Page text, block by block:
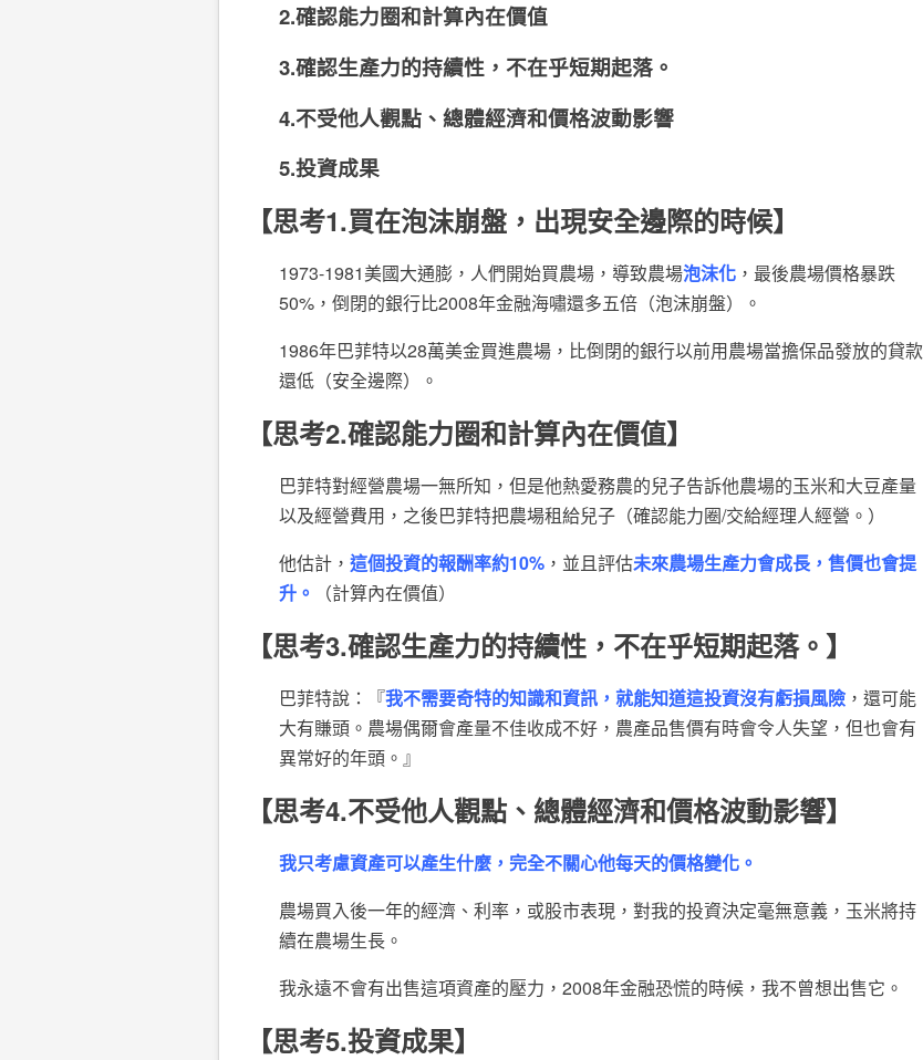
2.確認能力圈和計算內在價值
3.確認生產力的持續性，不在乎短期起落。
4.不受他人觀點、總體經濟和價格波動影響
5.投資成果
【思考1.買在泡沫崩盤，出現安全邊際的時候】
1973-1981美國大通膨，人們開始買農場，導致農場泡沫化 ，最後農場價格暴跌
50%，倒閉的銀行比2008年金融海嘯還多五倍（泡沫崩盤）。
1986年巴菲特以28萬美金買進農場，比倒閉的銀行以前用農場當擔保品發放的貸款
還低（安全邊際）。
【思考2.確認能力圈和計算內在價值】
巴菲特對經營農場一無所知，但是他熱愛務農的兒子告訴他農場的玉米和大豆產量
以及經營費用，之後巴菲特把農場租給兒子（確認能力圈/交給經理人經營。）
他估計， 這個投資的報酬率約10% ，並且評估未來農場生產力會成長，售價也會提
升。
（計算內在價值）
【思考3.確認生產力的持續性，不在乎短期起落。】
巴菲特說：『我不需要奇特的知識和資訊，就能知道這投資沒有虧損風險 ，還可能
大有賺頭。農場偶爾會產量不佳收成不好，農產品售價有時會令人失望，但也會有
異常好的年頭。』
【思考4.不受他人觀點、總體經濟和價格波動影響】
我只考慮資產可以產生什麼，完全不關心他每天的價格變化。
農場買入後一年的經濟、利率，或股市表現，對我的投資決定毫無意義，玉米將持
續在農場生長。
我永遠不會有出售這項資產的壓力，2008年金融恐慌的時候，我不曾想出售它。
【思考5.投資成果】